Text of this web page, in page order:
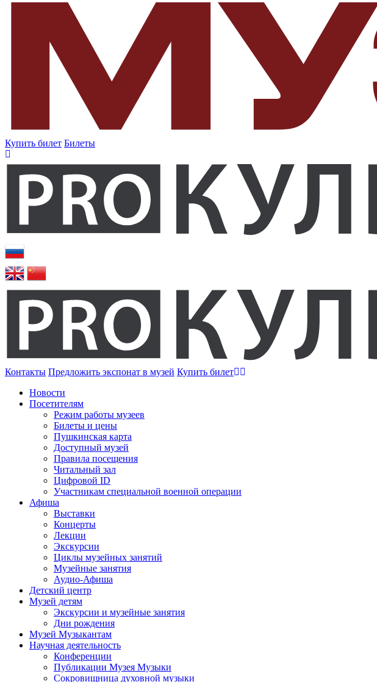
Купить билет Билеты
Контакты Предложить экспонат в музей Купить билет
Новости
Посетителям
Режим работы музеев
Билеты и цены
Пушкинская карта
Доступный музей
Правила посещения
Читальный зал
Цифровой ID
Участникам специальной военной операции
Афиша
Выставки
Концерты
Лекции
Экскурсии
Циклы музейных занятий
Музейные занятия
Аудио-Афиша
Детский центр
Музей детям
Экскурсии и музейные занятия
Дни рождения
Музей Музыкантам
Научная деятельность
Конференции
Публикации Музея Музыки
Сокровищница духовной музыки